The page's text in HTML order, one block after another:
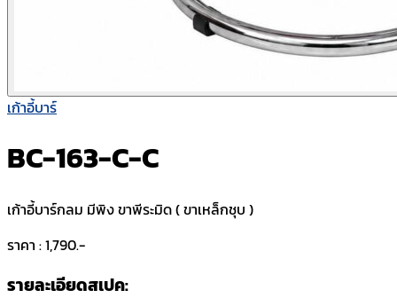
เก้าอี้บาร์
BC-163-C-C
เก้าอี้บาร์กลม มีพิง ขาพีระมิด ( ขาเหล็กชุบ )
ราคา : 1,790.-
รายละเอียดสเปค: